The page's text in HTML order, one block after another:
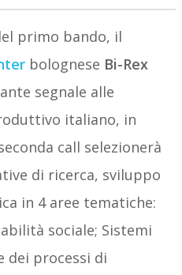
primo bando, il
bolognese Bi-Rex
segnale alle
italiano, in
call selezionerà
di ricerca, sviluppo
in 4 aree tematiche:
sociale; Sistemi
dei processi di